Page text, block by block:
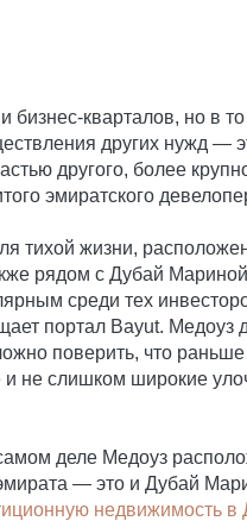
бизнес-кварталов, но в
других нужд —
другого, более
эмиратского
тихой жизни,
рядом с Дубай
среди тех
портал Bayut. Медоуз
поверить, что
не слишком широкие
деле Медоуз
— это и Дубай
недвижимость в